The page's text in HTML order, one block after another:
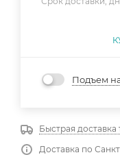
Подъем
Быстрая доставка
Доставка по